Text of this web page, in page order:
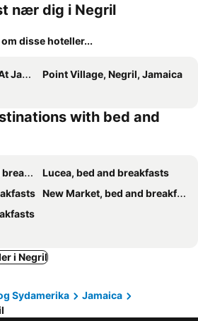
nær dig i Negril
disse hoteller...
Bs Point Village, Negril, Jamaica
with bed and
Lucea, bed and breakfasts
New Market, bed and breakfasts
i Negril
Sydamerika
Jamaica